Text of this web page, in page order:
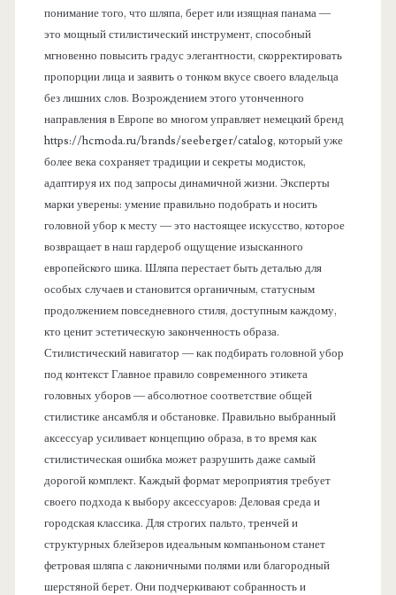
понимание того, что шляпа, берет или изящная панама —
это мощный стилистический инструмент, способный
мгновенно повысить градус элегантности, скорректировать
пропорции лица и заявить о тонком вкусе своего владельца
без лишних слов. Возрождением этого утонченного
направления в Европе во многом управляет немецкий бренд
https://hcmoda.ru/brands/seeberger/catalog, который уже
более века сохраняет традиции и секреты модисток,
адаптируя их под запросы динамичной жизни. Эксперты
марки уверены: умение правильно подобрать и носить
головной убор к месту — это настоящее искусство, которое
возвращает в наш гардероб ощущение изысканного
европейского шика. Шляпа перестает быть деталью для
особых случаев и становится органичным, статусным
продолжением повседневного стиля, доступным каждому,
кто ценит эстетическую законченность образа.
Стилистический навигатор — как подбирать головной убор
под контекст Главное правило современного этикета
головных уборов — абсолютное соответствие общей
стилистике ансамбля и обстановке. Правильно выбранный
аксессуар усиливает концепцию образа, в то время как
стилистическая ошибка может разрушить даже самый
дорогой комплект. Каждый формат мероприятия требует
своего подхода к выбору аксессуаров: Деловая среда и
городская классика. Для строгих пальто, тренчей и
структурных блейзеров идеальным компаньоном станет
фетровая шляпа с лаконичными полями или благородный
шерстяной берет. Они подчеркивают собранность и